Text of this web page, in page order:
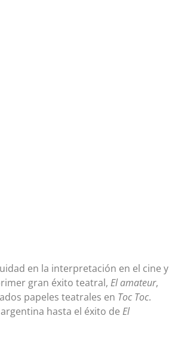
en la interpretación en el cine y
gran éxito teatral, El amateur,
papeles teatrales en Toc Toc.
hasta el éxito de El